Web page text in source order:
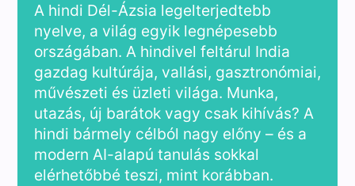
A hindi Dél-Ázsia legelterjedtebb
nyelve, a világ egyik legnépesebb
országában. A hindivel feltárul India
gazdag kultúrája, vallási, gasztronómiai,
művészeti és üzleti világa. Munka,
utazás, új barátok vagy csak kihívás? A
hindi bármely célból nagy előny – és a
modern AI-alapú tanulás sokkal
elérhetőbbé teszi, mint korábban.